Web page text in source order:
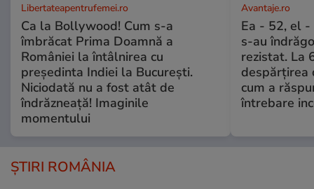
Libertateapentrufemei.ro
Ca la Bollywood! Cum s-a
îmbrăcat Prima Doamnă a
României la întâlnirea cu
președinta Indiei la București.
Niciodată nu a fost atât de
îndrăzneață! Imaginile
momentului
Avantaje.ro
Ea - 52, el -
s-au
rezistat. La
despărțirea
cum a
întrebare
ȘTIRI ROMÂNIA